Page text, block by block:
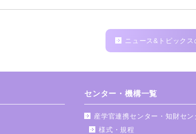
ニュース&トピックス
センター・機構一覧
産学官連携センター・知財セン
様式・規程